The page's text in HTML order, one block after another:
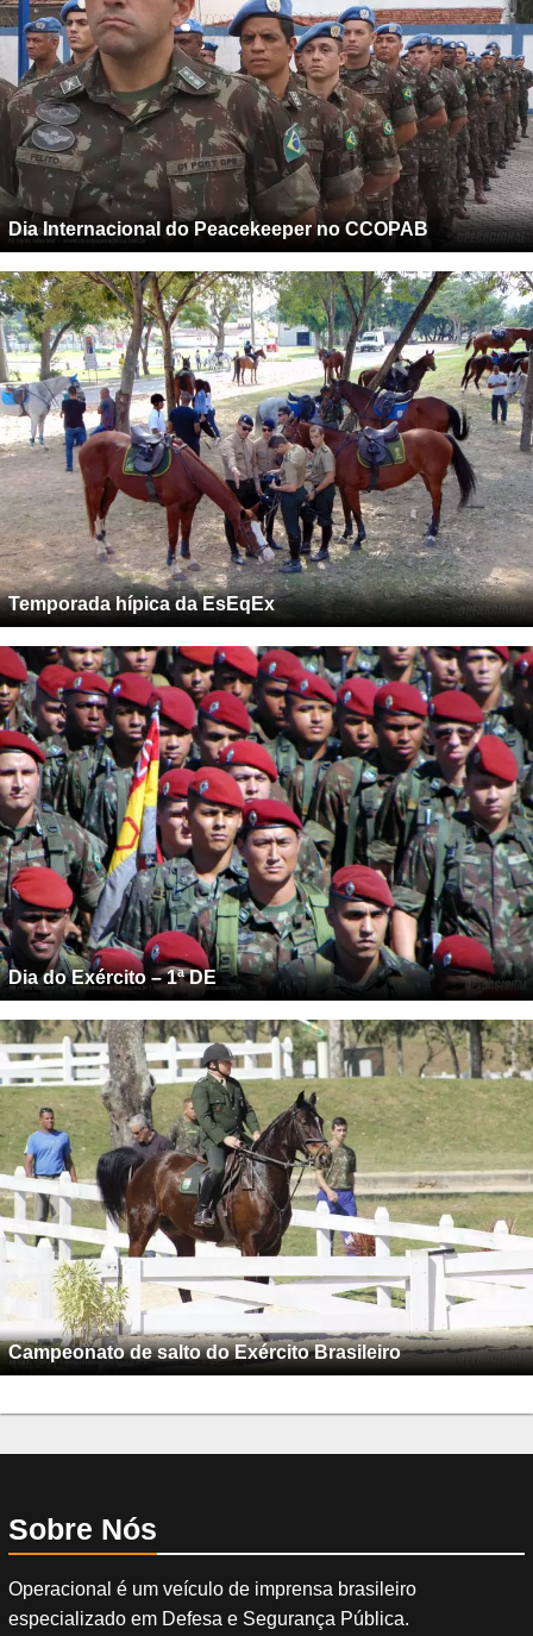
Dia Internacional do Peacekeeper no CCOPAB
Temporada hípica da EsEqEx
Dia do Exército – 1ª DE
Campeonato de salto do Exército Brasileiro
Sobre Nós
Operacional é um veículo de imprensa brasileiro
especializado em Defesa e Segurança Pública.